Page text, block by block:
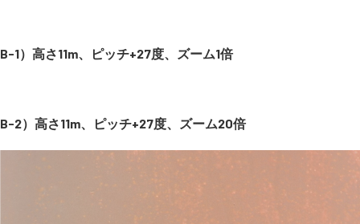
B-1）高さ11m、ピッチ+27度、ズーム1倍
B-2）高さ11m、ピッチ+27度、ズーム20倍